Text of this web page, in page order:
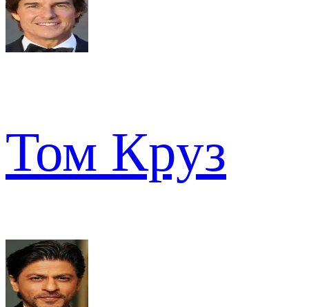
Том Круз